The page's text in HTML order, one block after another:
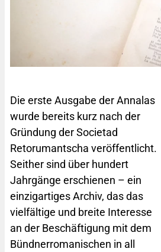
Die erste Ausgabe der Annalas
wurde bereits kurz nach der
Gründung der Societad
Retorumantscha veröffentlicht.
Seither sind über hundert
Jahrgänge erschienen – ein
einzigartiges Archiv, das das
vielfältige und breite Interesse
an der Beschäftigung mit dem
Bündnerromanischen in all